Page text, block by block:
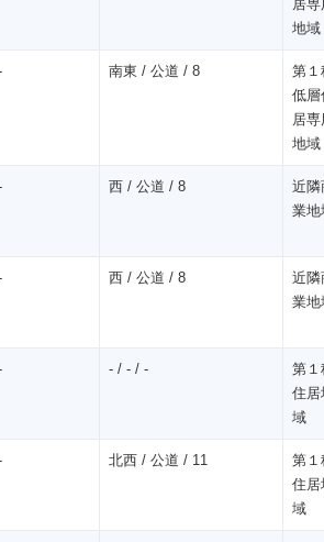
居専
地域
南東 / 公道 / 8
第１
低層
居専
地域
西 / 公道 / 8
近隣
業地
西 / 公道 / 8
近隣
業地
- / - / -
第１
住居
域
北西 / 公道 / 11
第１
住居
域